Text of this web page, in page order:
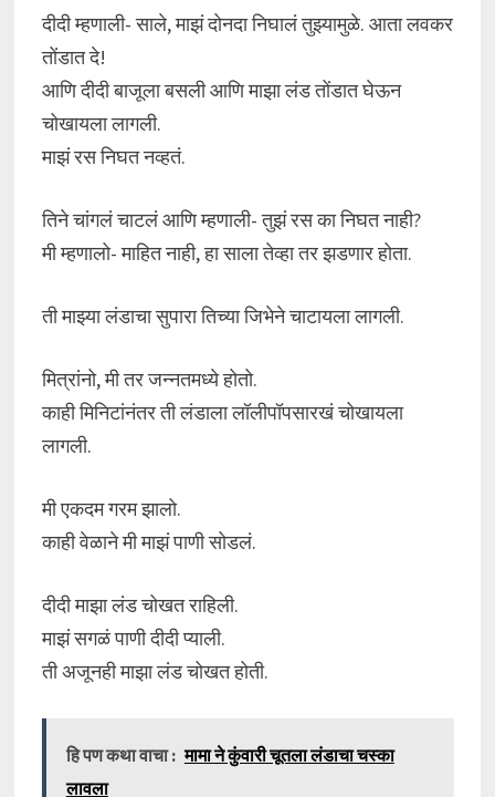
दीदी म्हणाली- साले, माझं दोनदा निघालं तुझ्यामुळे. आता लवकर
तोंडात दे!
आणि दीदी बाजूला बसली आणि माझा लंड तोंडात घेऊन
चोखायला लागली.
माझं रस निघत नव्हतं.
तिने चांगलं चाटलं आणि म्हणाली- तुझं रस का निघत नाही?
मी म्हणालो- माहित नाही, हा साला तेव्हा तर झडणार होता.
ती माझ्या लंडाचा सुपारा तिच्या जिभेने चाटायला लागली.
मित्रांनो, मी तर जन्नतमध्ये होतो.
काही मिनिटांनंतर ती लंडाला लॉलीपॉपसारखं चोखायला
लागली.
मी एकदम गरम झालो.
काही वेळाने मी माझं पाणी सोडलं.
दीदी माझा लंड चोखत राहिली.
माझं सगळं पाणी दीदी प्याली.
ती अजूनही माझा लंड चोखत होती.
हि पण कथा वाचा : मामा ने कुंवारी चूतला लंडाचा चस्का
लावला